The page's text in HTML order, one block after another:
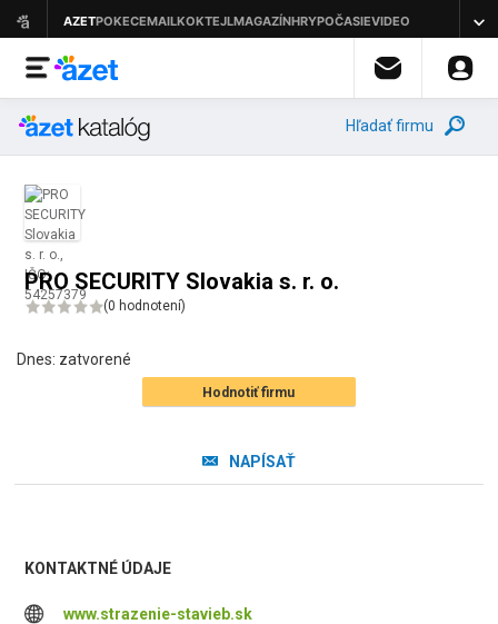
Hľadať firmu
PRO SECURITY Slovakia s. r. o.
(0 hodnotení)
Dnes: zatvorené
Hodnotiť firmu
NAPÍSAŤ
KONTAKTNÉ ÚDAJE
www.strazenie-stavieb.sk